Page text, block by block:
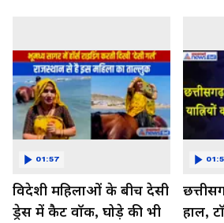
विदेशी महिलाओं के बीच देसी
ड्रेस में कैट वॉक, घोड़े की भी
01:57
हाल,